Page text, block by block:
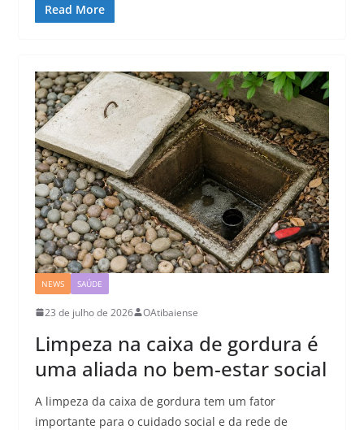
Read More
NEWS SAÚDE
23 de julho de 2026 OAtibaiense
Limpeza na caixa de gordura é
uma aliada no bem-estar social
A limpeza da caixa de gordura tem um fator
importante para o cuidado social e da rede de